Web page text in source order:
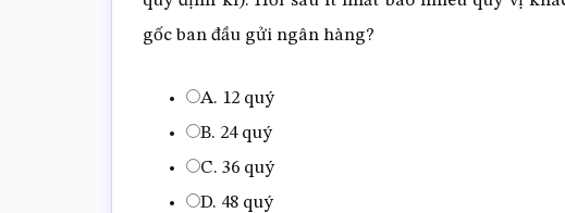
gốc ban đầu gửi ngân hàng?
A. 12 quý
B. 24 quý
C. 36 quý
D. 48 quý